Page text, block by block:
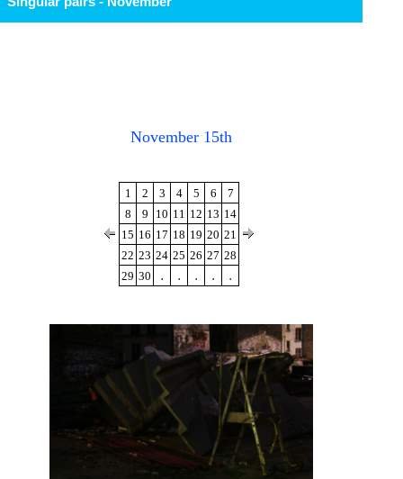
November 15th
1 2 3 4 5 6
7
8
9 10 11 12 13 14
15 16 17 18 19 20 21
22 23 24 25 26 27 28
29 30 . . . . .